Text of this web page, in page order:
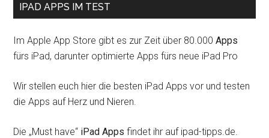
IPAD APPS IM TEST
Im Apple App Store gibt es zur Zeit über 80.000Apps
fürs iPad, darunter optimierte Apps fürs neue iPad Pro
Wir stellen euch hier die besten iPad Apps vor und testen
die Apps auf Herz und Nieren.
Die „Must have“ iPad Apps findet ihr auf ipad-tipps.de.